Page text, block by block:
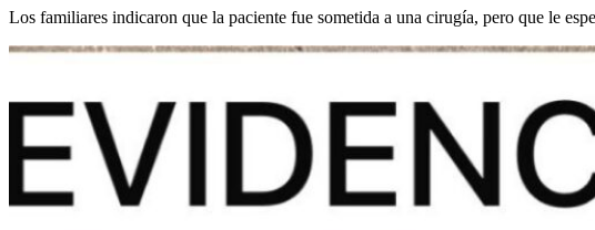
Los familiares indicaron que la paciente fue sometida a una cirugía, pero que le